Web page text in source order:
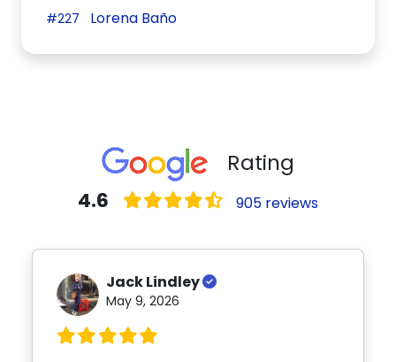
#227 Lorena Baño
Rating
4.6 905 reviews
Jack Lindley
May 9, 2026